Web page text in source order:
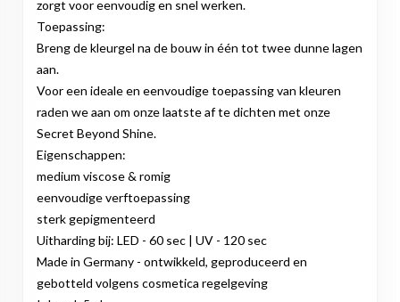
zorgt voor eenvoudig en snel werken.
Toepassing:
Breng de kleurgel na de bouw in één tot twee dunne lagen
aan.
Voor een ideale en eenvoudige toepassing van kleuren
raden we aan om onze laatste af te dichten met onze
Secret Beyond Shine.
Eigenschappen:
medium viscose & romig
eenvoudige verftoepassing
sterk gepigmenteerd
Uitharding bij: LED - 60 sec | UV - 120 sec
Made in Germany - ontwikkeld, geproduceerd en
gebotteld volgens cosmetica regelgeving